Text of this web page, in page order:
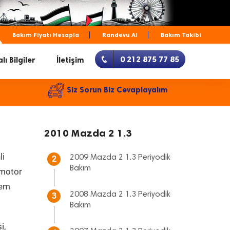
Bakım Fiyatı Hesapla Randevu Al Bakım Takibi
Bilgiler İletişim 0 212 875 77 85
Siz Sorun Biz Cevaplayalım
2010 Mazda 2 1.3
2
2009 Mazda 2 1.3 Periyodik
Bakım
3
2008 Mazda 2 1.3 Periyodik
Bakım